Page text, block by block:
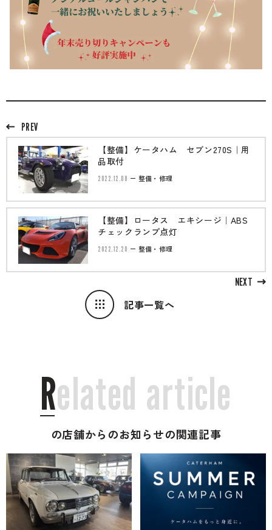
PREV
【整備】ケータハム セブン270S｜用
品取付
2022.12.08 整備・修理
記事一覧へ
NEXT
【整備】ロータス エキシージ｜ABS
チェックランプ点灯
2022.12.20 整備・修理
Related article
の店舗からのお知らせの関連記事